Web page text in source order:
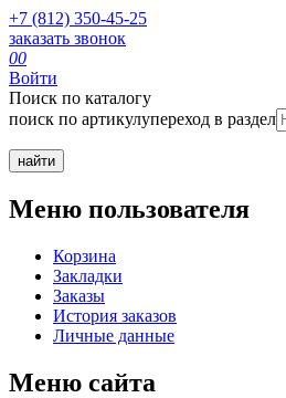
+7 (812) 350-45-25
заказать звонок
00
Войти
Поиск по каталогу
поиск по артикулупереход в раздел
Меню пользователя
Корзина
Закладки
Заказы
История заказов
Личные данные
Меню сайта